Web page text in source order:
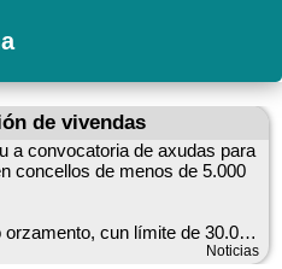
de vivendas
a convocatoria de axudas para
concellos de menos de 5.000
cun límite de 30.000
o mércores, 21 de xaneiro,
Noticias